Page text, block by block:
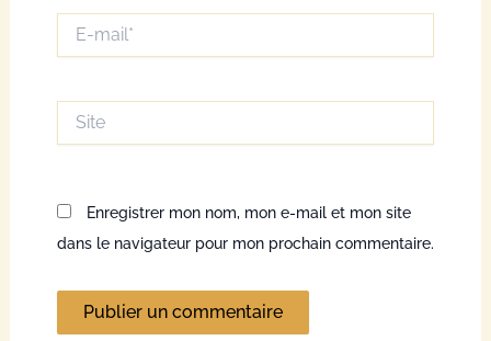
mail*
Enregistrer mon nom, mon e-mail et mon site
dans le navigateur pour mon prochain commentaire.